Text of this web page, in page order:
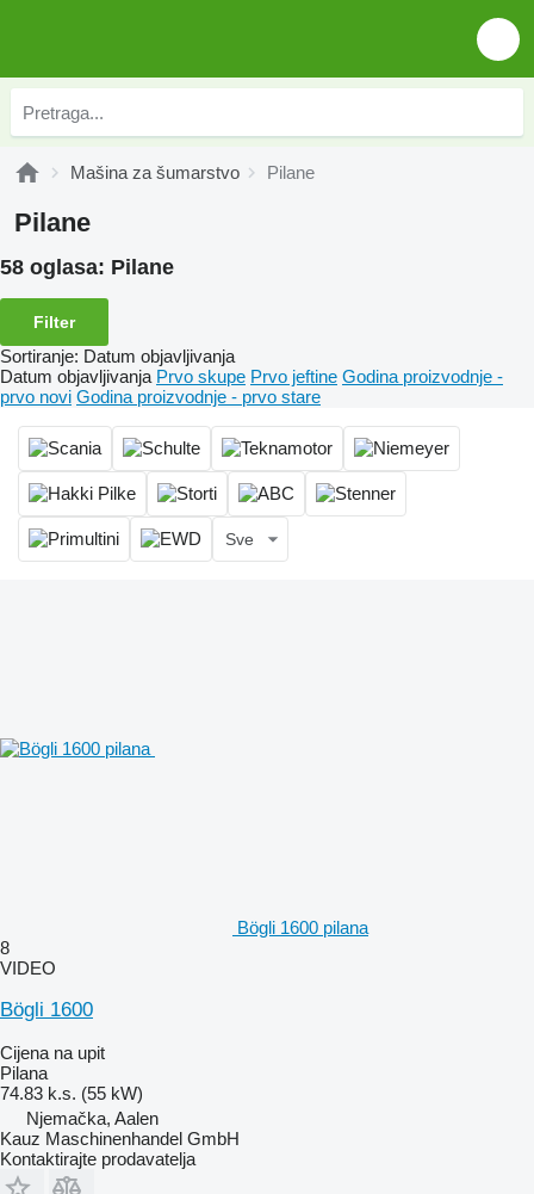
Mašina za šumarstvo Pilane
Pilane
58 oglasa: Pilane
Filter
Sortiranje: Datum objavljivanja
Datum objavljivanja Prvo skupe Prvo jeftine Godina proizvodnje -
prvo novi Godina proizvodnje - prvo stare
Sve
Bögli 1600 pilana
8
VIDEO
Bögli 1600
Cijena na upit
Pilana
74.83 k.s. (55 kW)
Njemačka, Aalen
Kauz Maschinenhandel GmbH
Kontaktirajte prodavatelja